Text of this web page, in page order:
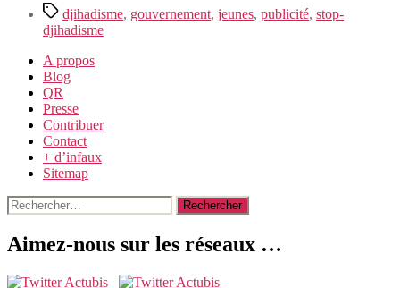
Étiquettes
djihadisme, gouvernement, jeunes, publicité, stop-
djihadisme
A propos
Blog
QR
Presse
Contribuer
Contact
+ d’infaux
Sitemap
Rechercher :
Aimez-nous sur les réseaux …